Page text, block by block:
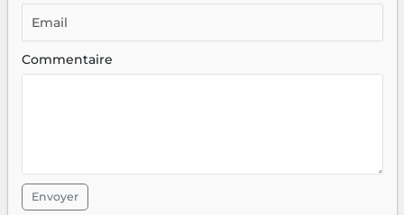
Commentaire
Envoyer